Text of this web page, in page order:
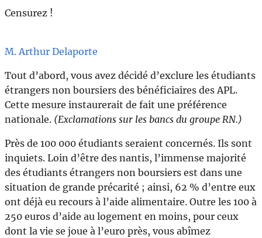
Censurez !
M. Arthur Delaporte
Tout d’abord, vous avez décidé d’exclure les étudiants
étrangers non boursiers des bénéficiaires des APL.
Cette mesure instaurerait de fait une préférence
nationale. (Exclamations sur les bancs du groupe RN.)
Près de 100 000 étudiants seraient concernés. Ils sont
inquiets. Loin d’être des nantis, l’immense majorité
des étudiants étrangers non boursiers est dans une
situation de grande précarité ; ainsi, 62 % d’entre eux
ont déjà eu recours à l’aide alimentaire. Outre les 100 à
250 euros d’aide au logement en moins, pour ceux
dont la vie se joue à l’euro près, vous abîmez